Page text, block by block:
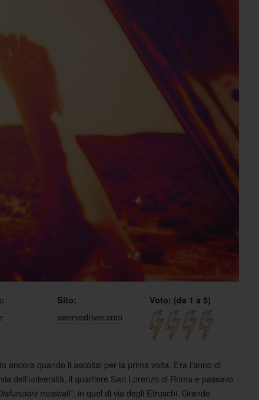
Sito: Voto: (da 1 a 5)
swervedriver.com
ancora quando li ascoltai per la prima volta. Era l’anno di
dell’università, il quartiere San Lorenzo di Roma e passavo
musicali”, in quel di via degli Etruschi. Grande